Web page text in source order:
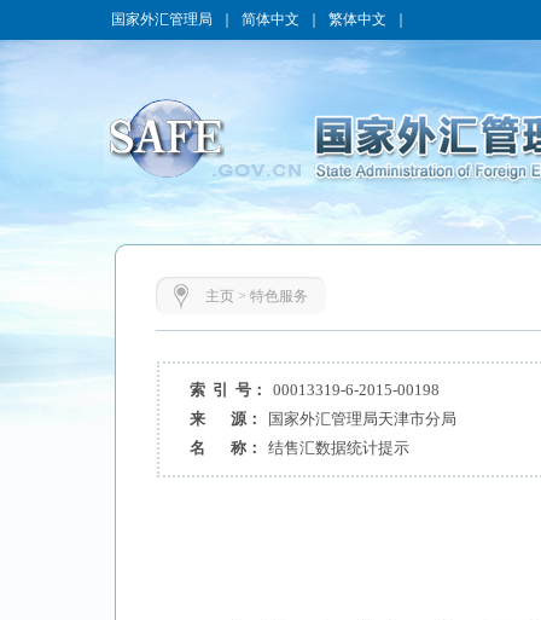
国家外汇管理局 简体中文 繁体中文
主页> 特色服务
索 引 号：
00013319-6-2015-00198
来 源：
国家外汇管理局天津市分局
名 称：
结售汇数据统计提示